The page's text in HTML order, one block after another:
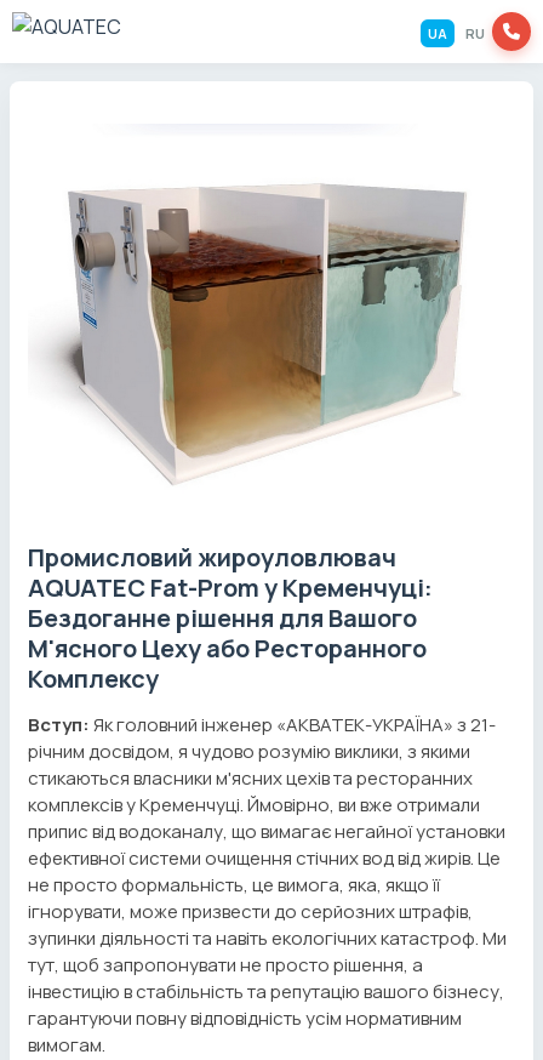
UA RU
Промисловий жироуловлювач
AQUATEC Fat-Prom у Кременчуці:
Бездоганне рішення для Вашого
М'ясного Цеху або Ресторанного
Комплексу
Вступ: Як головний інженер «АКВАТЕК-УКРАЇНА» з 21-
річним досвідом, я чудово розумію виклики, з якими
стикаються власники м'ясних цехів та ресторанних
комплексів у Кременчуці. Ймовірно, ви вже отримали
припис від водоканалу, що вимагає негайної установки
ефективної системи очищення стічних вод від жирів. Це
не просто формальність, це вимога, яка, якщо її
ігнорувати, може призвести до серйозних штрафів,
зупинки діяльності та навіть екологічних катастроф. Ми
тут, щоб запропонувати не просто рішення, а
інвестицію в стабільність та репутацію вашого бізнесу,
гарантуючи повну відповідність усім нормативним
вимогам.